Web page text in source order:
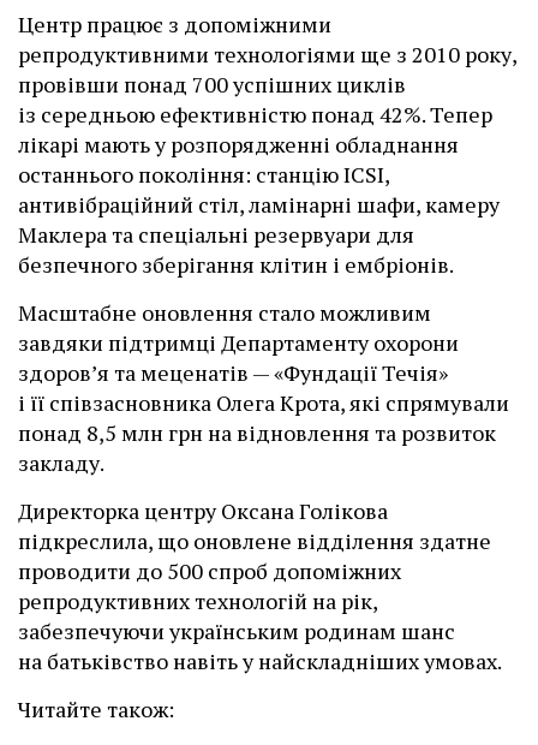
Центр працює з допоміжними
репродуктивними технологіями ще з 2010 року,
провівши понад 700 успішних циклів
із середньою ефективністю понад 42%. Тепер
лікарі мають у розпорядженні обладнання
останнього покоління: станцію ІCSI,
антивібраційний стіл, ламінарні шафи, камеру
Маклера та спеціальні резервуари для
безпечного зберігання клітин і ембріонів.
Масштабне оновлення стало можливим
завдяки підтримці Департаменту охорони
здоров’я та меценатів — «Фундації Течія»
і її співзасновника Олега Крота, які спрямували
понад 8,5 млн грн на відновлення та розвиток
закладу.
Директорка центру Оксана Голікова
підкреслила, що оновлене відділення здатне
проводити до 500 спроб допоміжних
репродуктивних технологій на рік,
забезпечуючи українським родинам шанс
на батьківство навіть у найскладніших умовах.
Читайте також: